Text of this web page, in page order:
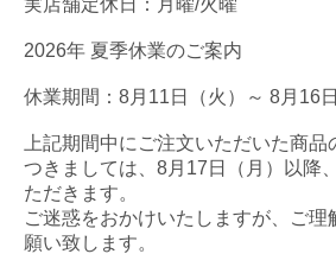
実店舗定休日：月曜/火曜
2026年 夏季休業のご案内
休業期間：8月11日（火）～ 8月16日
上記期間中にご注文いただいた商
つきましては、8月17日（月）以降
ただきます。
ご迷惑をおかけいたしますが、ご理
願い致します。